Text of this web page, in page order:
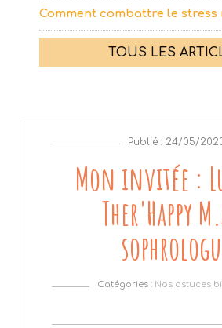
Comment combattre le
TOUS LES
Publié : 24/05/
Mon invitée :
Ther'Happy
Catégories : Nos astuces